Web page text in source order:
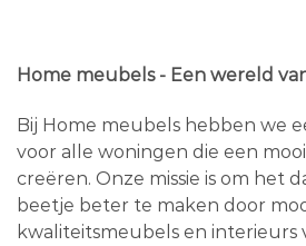
Home meubels - Een wereld
Bij Home meubels hebben we
voor alle woningen die een
creëren. Onze missie is om het
beetje beter te maken door
kwaliteitsmeubels en interieurs